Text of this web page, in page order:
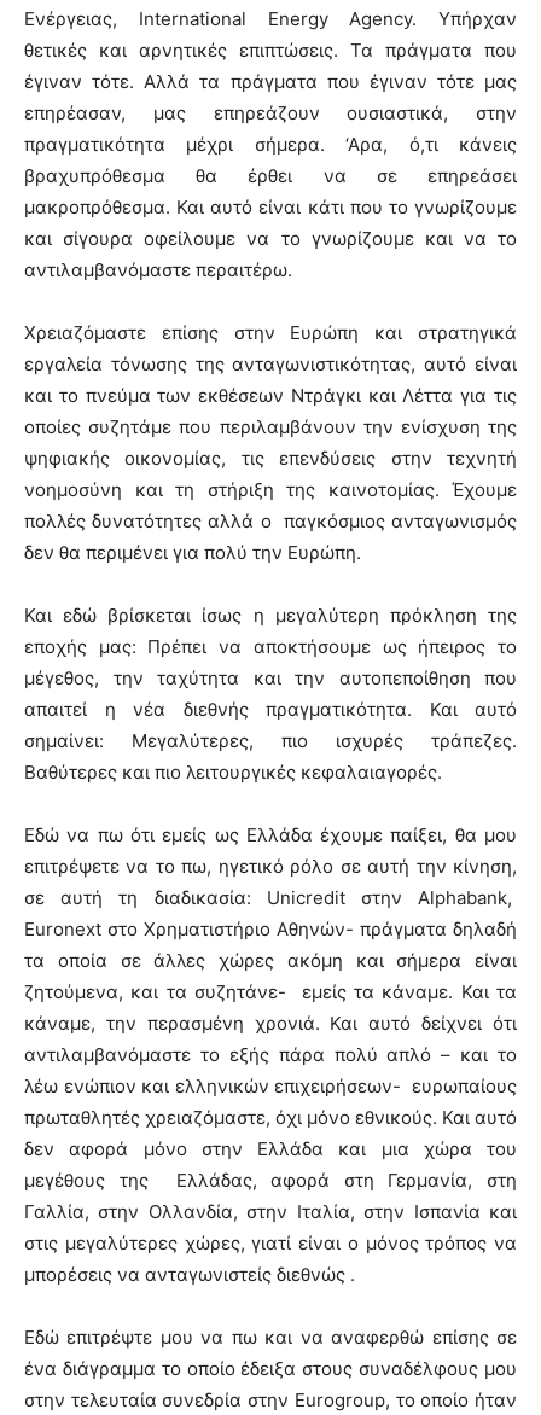
Ενέργειας, International Energy Agency. Υπήρχαν
θετικές και αρνητικές επιπτώσεις. Τα πράγματα που
έγιναν τότε. Αλλά τα πράγματα που έγιναν τότε μας
επηρέασαν, μας επηρεάζουν ουσιαστικά, στην
πραγματικότητα μέχρι σήμερα. ‘Αρα, ό,τι κάνεις
βραχυπρόθεσμα θα έρθει να σε επηρεάσει
μακροπρόθεσμα. Και αυτό είναι κάτι που το γνωρίζουμε
και σίγουρα οφείλουμε να το γνωρίζουμε και να το
αντιλαμβανόμαστε περαιτέρω.
Χρειαζόμαστε επίσης στην Ευρώπη και στρατηγικά
εργαλεία τόνωσης της ανταγωνιστικότητας, αυτό είναι
και το πνεύμα των εκθέσεων Ντράγκι και Λέττα για τις
οποίες συζητάμε που περιλαμβάνουν την ενίσχυση της
ψηφιακής οικονομίας, τις επενδύσεις στην τεχνητή
νοημοσύνη και τη στήριξη της καινοτομίας. Έχουμε
πολλές δυνατότητες αλλά ο παγκόσμιος ανταγωνισμός
δεν θα περιμένει για πολύ την Ευρώπη.
Και εδώ βρίσκεται ίσως η μεγαλύτερη πρόκληση της
εποχής μας: Πρέπει να αποκτήσουμε ως ήπειρος το
μέγεθος, την ταχύτητα και την αυτοπεποίθηση που
απαιτεί η νέα διεθνής πραγματικότητα. Και αυτό
σημαίνει: Μεγαλύτερες, πιο ισχυρές τράπεζες.
Βαθύτερες και πιο λειτουργικές κεφαλαιαγορές.
Εδώ να πω ότι εμείς ως Ελλάδα έχουμε παίξει, θα μου
επιτρέψετε να το πω, ηγετικό ρόλο σε αυτή την κίνηση,
σε αυτή τη διαδικασία: Unicredit στην Alphabank,
Euronext στο Χρηματιστήριο Αθηνών- πράγματα δηλαδή
τα οποία σε άλλες χώρες ακόμη και σήμερα είναι
ζητούμενα, και τα συζητάνε- εμείς τα κάναμε. Και τα
κάναμε, την περασμένη χρονιά. Και αυτό δείχνει ότι
αντιλαμβανόμαστε το εξής πάρα πολύ απλό – και το
λέω ενώπιον και ελληνικών επιχειρήσεων- ευρωπαίους
πρωταθλητές χρειαζόμαστε, όχι μόνο εθνικούς. Και αυτό
δεν αφορά μόνο στην Ελλάδα και μια χώρα του
μεγέθους της Ελλάδας, αφορά στη Γερμανία, στη
Γαλλία, στην Ολλανδία, στην Ιταλία, στην Ισπανία και
στις μεγαλύτερες χώρες, γιατί είναι ο μόνος τρόπος να
μπορέσεις να ανταγωνιστείς διεθνώς .
Εδώ επιτρέψτε μου να πω και να αναφερθώ επίσης σε
ένα διάγραμμα το οποίο έδειξα στους συναδέλφους μου
στην τελευταία συνεδρία στην Eurogroup, το οποίο ήταν